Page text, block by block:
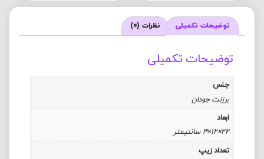
توضیحات تکمیلی نظرات (0)
توضیحات تکمیلی
جنس
برزنت جودان
ابعاد
22×12×3 سانتیمتر
تعداد زیپ